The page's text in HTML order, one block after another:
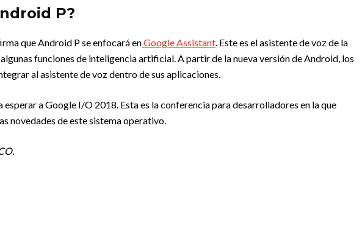
P?
que Android P se enfocará enGoogle Assistant. Este es el asistente de voz de la
funciones de inteligencia artificial. A partir de la nueva versión de Android, los
al asistente de voz dentro de sus aplicaciones.
a Google I/O 2018. Esta es la conferencia para desarrolladores en la que
novedades de este sistema operativo.